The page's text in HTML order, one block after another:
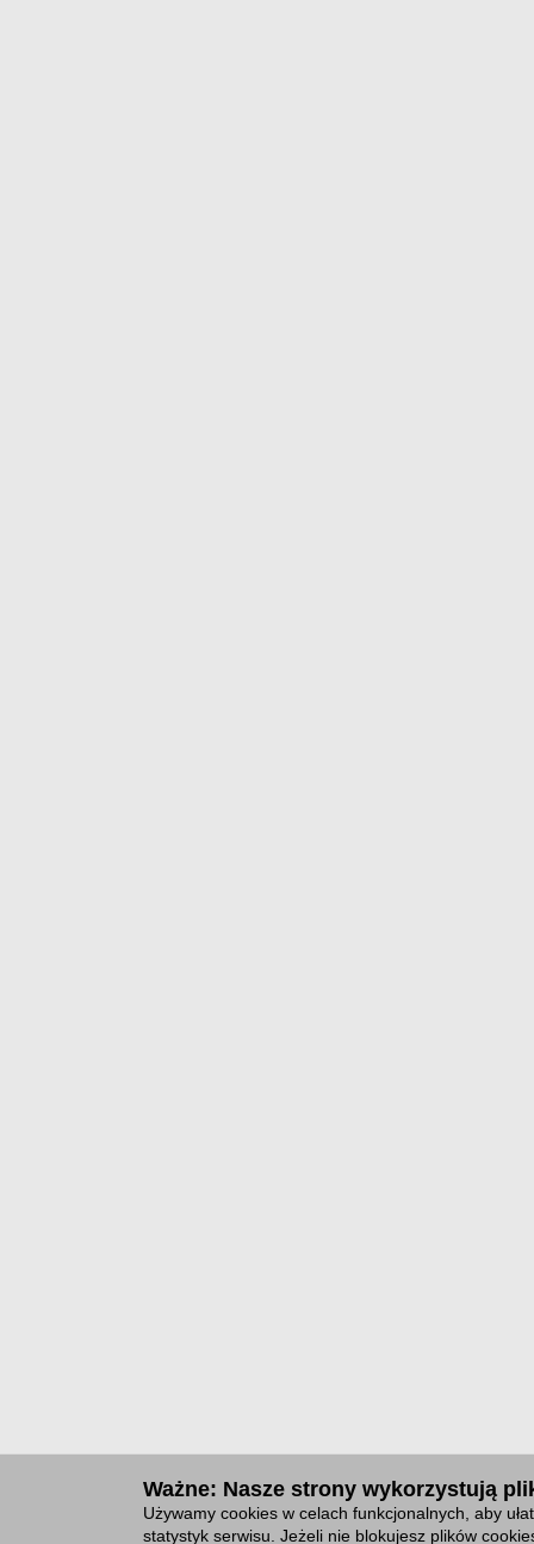
Ważne: Nasze strony wykorzystują
Używamy cookies w celach funkcjonalnych, aby
statystyk serwisu. Jeżeli nie blokujesz plików